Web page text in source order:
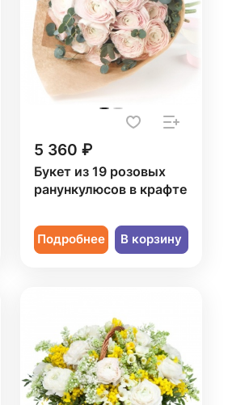
5 360 ₽
Букет из 19 розовых
ранункулюсов в крафте
Подробнее В корзину